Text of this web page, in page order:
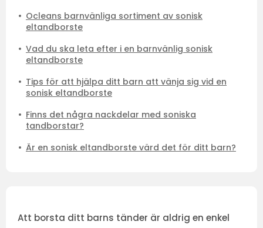
Ocleans barnvänliga sortiment av sonisk
eltandborste
Vad du ska leta efter i en barnvänlig sonisk
eltandborste
Tips för att hjälpa ditt barn att vänja sig vid en
sonisk eltandborste
Finns det några nackdelar med soniska
tandborstar?
Är en sonisk eltandborste värd det för ditt barn?
Att borsta ditt barns tänder är aldrig en enkel